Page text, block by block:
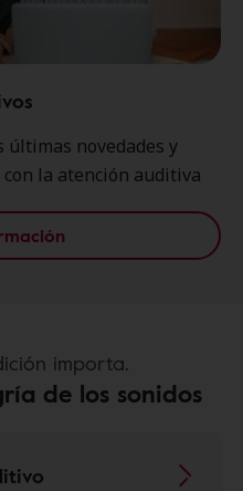
últimas novedades y
la atención auditiva
importa.
de los sonidos